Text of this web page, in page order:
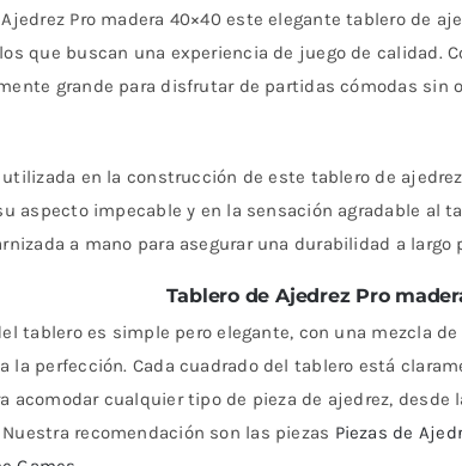
Pro madera 40×40 este elegante tablero de
que buscan una experiencia de juego de calidad.
grande para disfrutar de partidas cómodas sin
utilizada en la construcción de este tablero de
aspecto impecable y en la sensación agradable al
a mano para asegurar una durabilidad a largo
Tablero de Ajedrez Pro
tablero es simple pero elegante, con una mezcla
la perfección. Cada cuadrado del tablero está
acomodar cualquier tipo de pieza de ajedrez, desde
recomendación son las piezas Piezas de